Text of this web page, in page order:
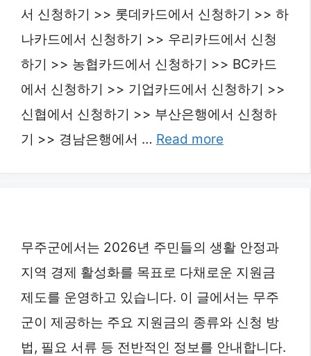
서 신청하기 >> 롯데카드에서 신청하기 >> 하
나카드에서 신청하기 >> 우리카드에서 신청
하기 >> 농협카드에서 신청하기 >> BC카드
에서 신청하기 >> 기업카드에서 신청하기 >>
신협에서 신청하기 >> 부산은행에서 신청하
기 >> 경남은행에서 … Read more
무주군에서는 2026년 주민들의 생활 안정과
지역 경제 활성화를 목표로 다채로운 지원금
제도를 운영하고 있습니다. 이 글에서는 무주
군이 제공하는 주요 지원금의 종류와 신청 방
법, 필요 서류 등 전반적인 정보를 안내합니다.